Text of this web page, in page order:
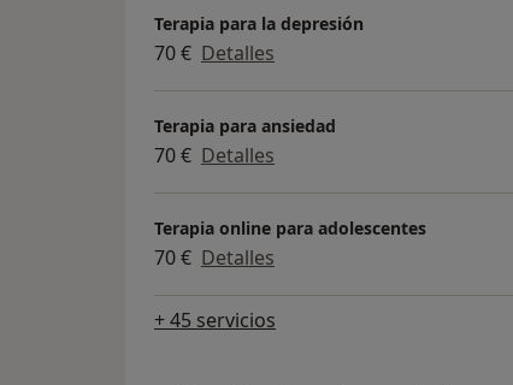
Terapia para la depresión
70 € Detalles
Terapia para ansiedad
70 € Detalles
Terapia online para adolescentes
70 € Detalles
+ 45 servicios